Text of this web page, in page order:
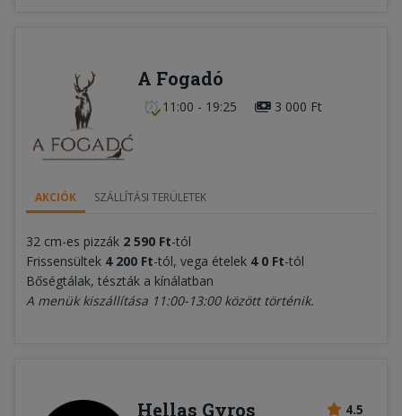
A Fogadó
11:00 - 19:25 3 000 Ft
AKCIÓK SZÁLLÍTÁSI TERÜLETEK
32 cm-es pizzák 2 590 Ft-tól
Frissensültek 4 200 Ft-tól, vega ételek 4 0 Ft-tól
Bőségtálak, tészták a kínálatban
A menük kiszállítása 11:00-13:00 között történik.
4.5
Hellas Gyros